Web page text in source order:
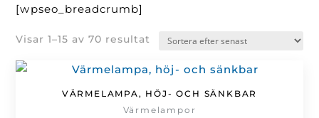
[wpseo_breadcrumb]
Visar 1–15 av 70 resultat Sortera
senaste
VÄRMELAMPA, HÖJ- OCH SÄNKBAR
Värmelampor